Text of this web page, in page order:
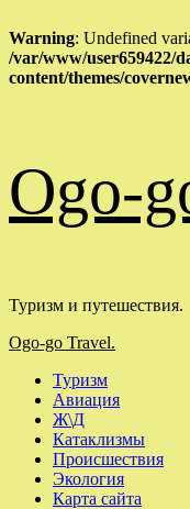
Warning: Undefined
/var/www/user659422/
content/themes/
к
содержимому
Ogo-
Туризм и путешествия.
Основное
Ogo-go Travel.
Туризм
Авиация
Ж\Д
Катаклизмы
Происшествия
Экология
Карта сайта